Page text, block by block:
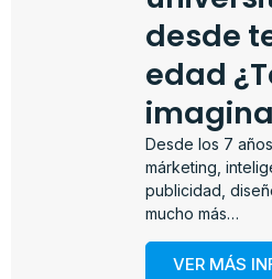
desde
edad
Desde los 7
márketing,
publicidad,
mucho más…
VER MÁS